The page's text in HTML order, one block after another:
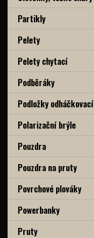
Partikly
Pelety
Pelety chytací
Podběráky
Podložky odháčkovací
Polarizační brýle
Pouzdra
Pouzdra na pruty
Povrchové plováky
Powerbanky
Pruty